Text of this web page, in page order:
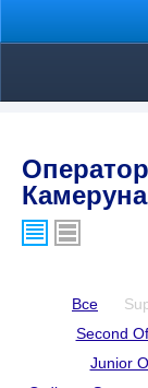
Камеруна
Все
Second
Junior